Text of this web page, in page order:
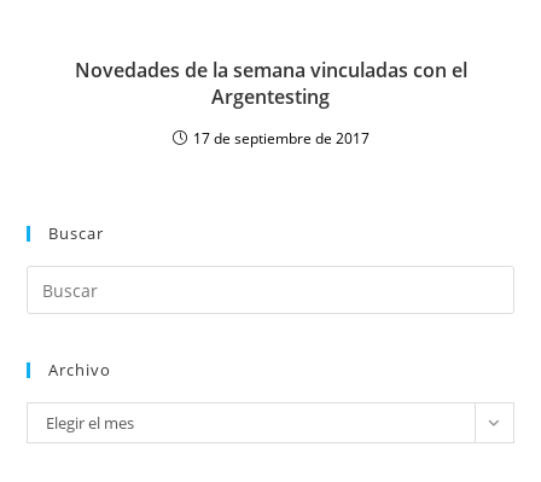
Novedades de la semana vinculadas con el
Argentesting
17 de septiembre de 2017
Buscar
Archivo
Elegir el mes